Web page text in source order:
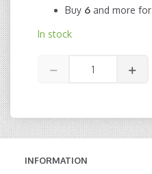
Buy 6 and more for
In stock
INFORMATION